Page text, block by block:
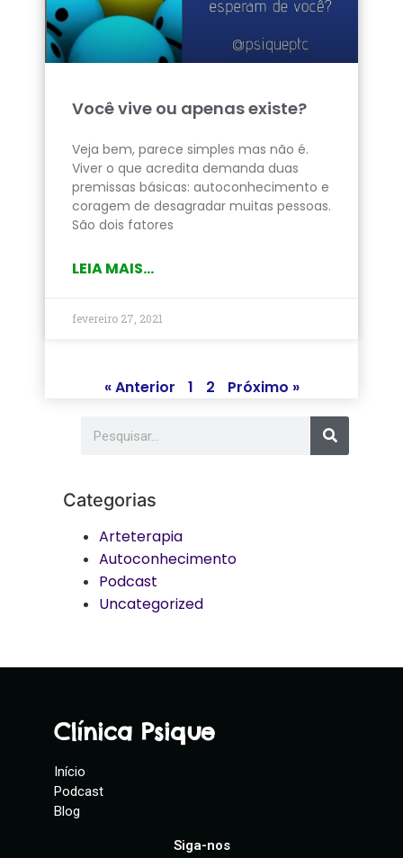
Você vive ou apenas existe?
Veja bem, parece simples mas não é.
Viver o que acredita demanda duas
premissas básicas: autoconhecimento e
coragem de desagradar muitas pessoas.
São dois fatores
LEIA MAIS...
fevereiro 27, 2021
« Anterior 1 2 Próximo »
Categorias
Arteterapia
Autoconhecimento
Podcast
Uncategorized
Clínica Psique
Início
Podcast
Blog
Siga-nos